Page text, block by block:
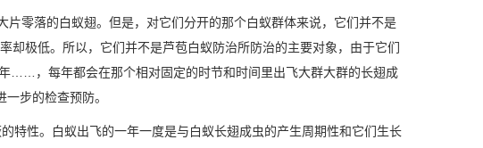
零落的白蚁翅。但是，对它们分开的那个白蚁群体来说，它们并不是
极低。所以，它们并不是芦苞白蚁防治所防治的主要对象，由于它们
……，每年都会在那个相对固定的时节和时间里出飞大群大群的长翅成
步的检查预防。
特性。白蚁出飞的一年一度是与白蚁长翅成虫的产生周期性和它们生长